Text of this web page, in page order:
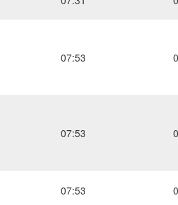
07:53
07:53
07:53